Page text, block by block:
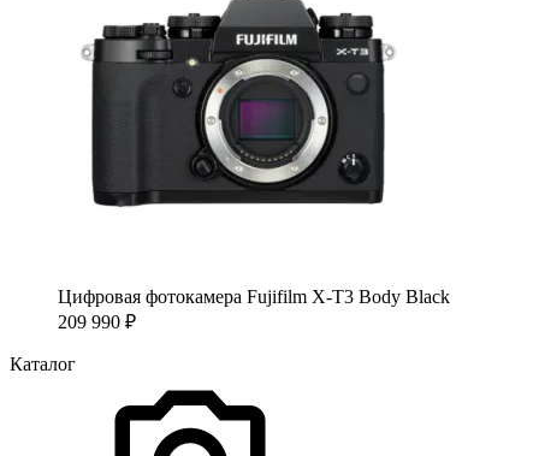
Цифровая фотокамера Fujifilm X-T3 Body Black
209 990 ₽
Каталог